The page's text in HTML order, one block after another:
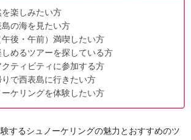
楽しみたい方
の海を見たい方
後・午前）満喫したい方
めるツアーを探している方
ティビティに参加する方
で西表島に行きたい方
ケリングを体験したい方
するシュノーケリングの魅力とおすすめのツ